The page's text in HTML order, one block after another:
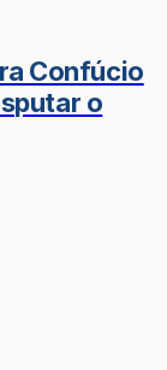
Confúcio
o